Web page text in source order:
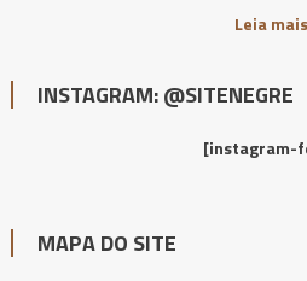
Leia mais
INSTAGRAM: @SITENEGRE
[instagram-
MAPA DO SITE